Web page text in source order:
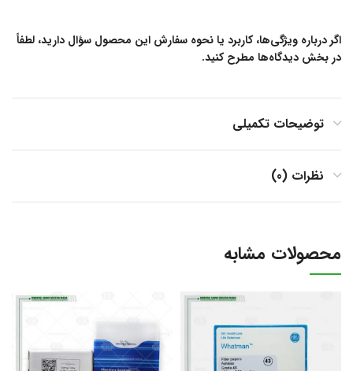
اگر درباره ویژگی‌ها، کاربرد یا نحوه سفارش این محصول سؤال دارید، لطفاً
در بخش دیدگاه‌ها مطرح کنید.
توضیحات تکمیلی
نظرات (0)
محصولات مشابه